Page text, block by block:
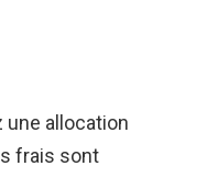
une allocation
frais sont